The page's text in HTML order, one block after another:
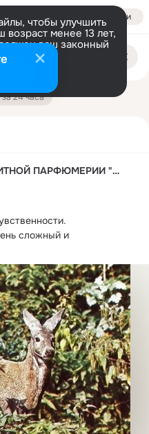
Войти
чтобы улучшить
возраст менее 13 лет,
ваш законный
24 часа
ИНТЕРНЕТ-МАГАЗИН ЭЛИТНОЙ ПАРФЮМЕРИИ "MIO-MIOO.RU"
сложный и